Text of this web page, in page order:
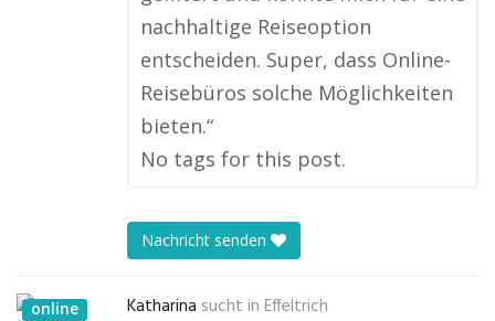
nachhaltige Reiseoption
entscheiden. Super, dass Online-
Reisebüros solche Möglichkeiten
bieten.“
No tags for this post.
Nachricht senden
online Katharina sucht in Effeltrich